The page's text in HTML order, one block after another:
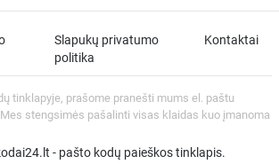
Slapukų privatumo
politika
Kontaktai
tinklapyje, prašome pranešti mums el. paštu
stengsimės pašalinti visas klaidas kuo įmanoma
- pašto kodų paieškos tinklapis.